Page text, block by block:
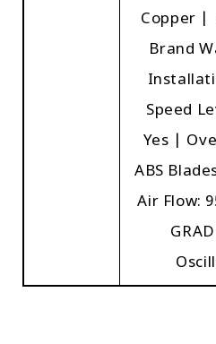
Copper |
Brand
Speed
Yes |
ABS
Air Flow: